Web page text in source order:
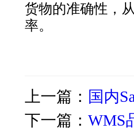
货物的准确性，
率。
上一篇： 国内
下一篇： WMS